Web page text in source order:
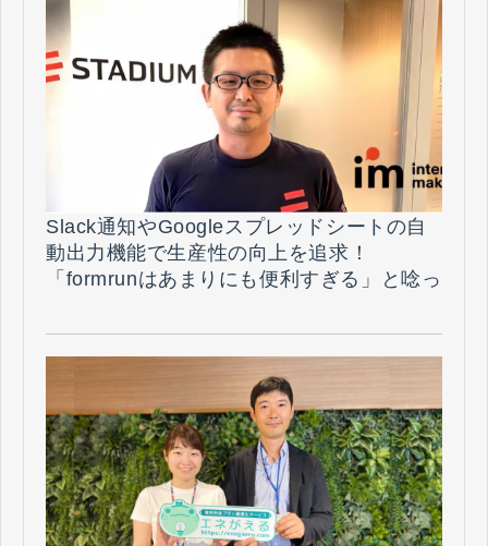
Slack通知やGoogleスプレッドシートの自
動出力機能で生産性の向上を追求！
「formrunはあまりにも便利すぎる」と唸っ